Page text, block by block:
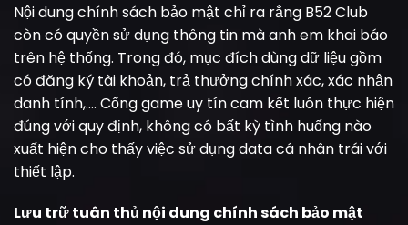
Nội dung chính sách bảo mật chỉ ra rằng B52 Club
còn có quyền sử dụng thông tin mà anh em khai báo
trên hệ thống. Trong đó, mục đích dùng dữ liệu gồm
có đăng ký tài khoản, trả thưởng chính xác, xác nhận
danh tính,…. Cổng game uy tín cam kết luôn thực hiện
đúng với quy định, không có bất kỳ tình huống nào
xuất hiện cho thấy việc sử dụng data cá nhân trái với
thiết lập.
Lưu trữ tuân thủ nội dung chính sách bảo mật